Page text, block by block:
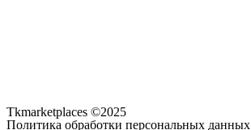
Tkmarketplaces ©2025
Политика обработки персональных данных